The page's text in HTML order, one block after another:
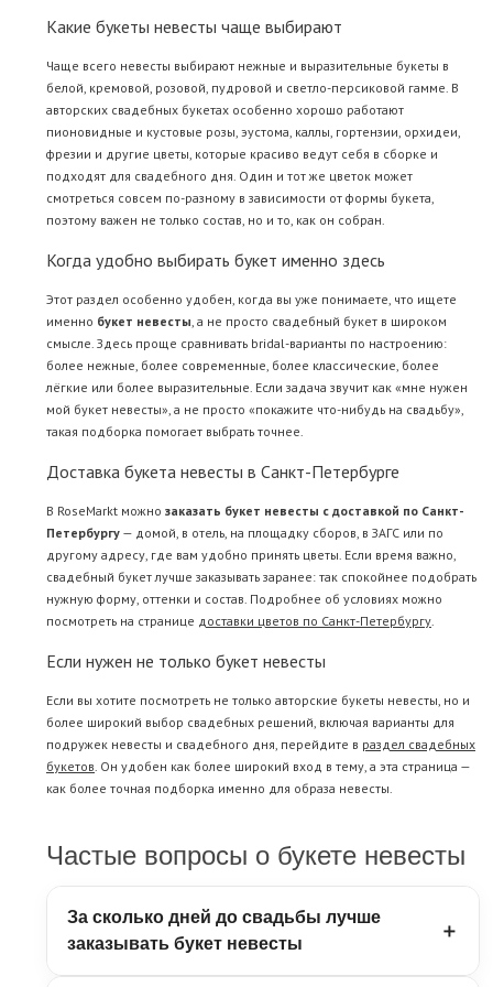
Какие букеты невесты чаще выбирают
Чаще всего невесты выбирают нежные и выразительные букеты в
белой, кремовой, розовой, пудровой и светло-персиковой гамме. В
авторских свадебных букетах особенно хорошо работают
пионовидные и кустовые розы, эустома, каллы, гортензии, орхидеи,
фрезии и другие цветы, которые красиво ведут себя в сборке и
подходят для свадебного дня. Один и тот же цветок может
смотреться совсем по-разному в зависимости от формы букета,
поэтому важен не только состав, но и то, как он собран.
Когда удобно выбирать букет именно здесь
Этот раздел особенно удобен, когда вы уже понимаете, что ищете
именно букет невесты , а не просто свадебный букет в широком
смысле. Здесь проще сравнивать bridal-варианты по настроению:
более нежные, более современные, более классические, более
лёгкие или более выразительные. Если задача звучит как «мне нужен
мой букет невесты», а не просто «покажите что-нибудь на свадьбу»,
такая подборка помогает выбрать точнее.
Доставка букета невесты в Санкт-Петербурге
В RoseMarkt можно заказать букет невесты с доставкой по Санкт-
Петербургу — домой, в отель, на площадку сборов, в ЗАГС или по
другому адресу, где вам удобно принять цветы. Если время важно,
свадебный букет лучше заказывать заранее: так спокойнее подобрать
нужную форму, оттенки и состав. Подробнее об условиях можно
посмотреть на странице доставки цветов по Санкт-Петербургу
Если нужен не только букет невесты
Если вы хотите посмотреть не только авторские букеты невесты, но и
более широкий выбор свадебных решений, включая варианты для
подружек невесты и свадебного дня, перейдите в раздел свадебных
букетов . Он удобен как более широкий вход в тему, а эта страница —
как более точная подборка именно для образа невесты.
Частые вопросы о букете невесты
За сколько дней до свадьбы лучше
заказывать букет невесты